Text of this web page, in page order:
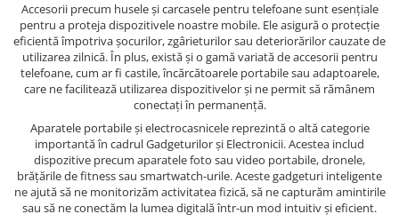
Accesorii precum husele și carcasele pentru telefoane sunt esențiale
pentru a proteja dispozitivele noastre mobile. Ele asigură o protecție
eficientă împotriva șocurilor, zgârieturilor sau deteriorărilor cauzate de
utilizarea zilnică. În plus, există și o gamă variată de accesorii pentru
telefoane, cum ar fi castile, încărcătoarele portabile sau adaptoarele,
care ne facilitează utilizarea dispozitivelor și ne permit să rămânem
conectați în permanență.
Aparatele portabile și electrocasnicele reprezintă o altă categorie
importantă în cadrul Gadgeturilor și Electronicii. Acestea includ
dispozitive precum aparatele foto sau video portabile, dronele,
brățările de fitness sau smartwatch-urile. Aceste gadgeturi inteligente
ne ajută să ne monitorizăm activitatea fizică, să ne capturăm amintirile
sau să ne conectăm la lumea digitală într-un mod intuitiv și eficient.